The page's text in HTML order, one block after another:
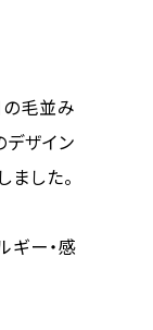
毛並み
ザイン
ました。
ギー・感